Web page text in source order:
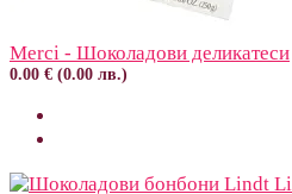
Merci - Шоколадови деликатеси
0.00 € (0.00 лв.)